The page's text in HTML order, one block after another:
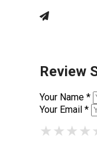
Review
Your Name *
Your Email *
★
★ ★
★ ★ ★
★ ★ ★ ★
★ ★ ★ ★